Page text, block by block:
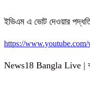
ইভিএম এ ভোট দেওয়ার
https://
News18 Bangla Live |